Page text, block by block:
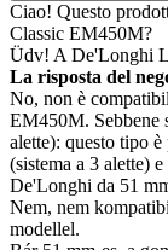
Ciao! Questo
Classic EM450M?
Üdv! A De'Longhi
La risposta del
No, non è
EM450M. Sebbene
alette): questo tipo
(sistema a 3 alette)
De'Longhi da 51
Nem, nem
modellel.